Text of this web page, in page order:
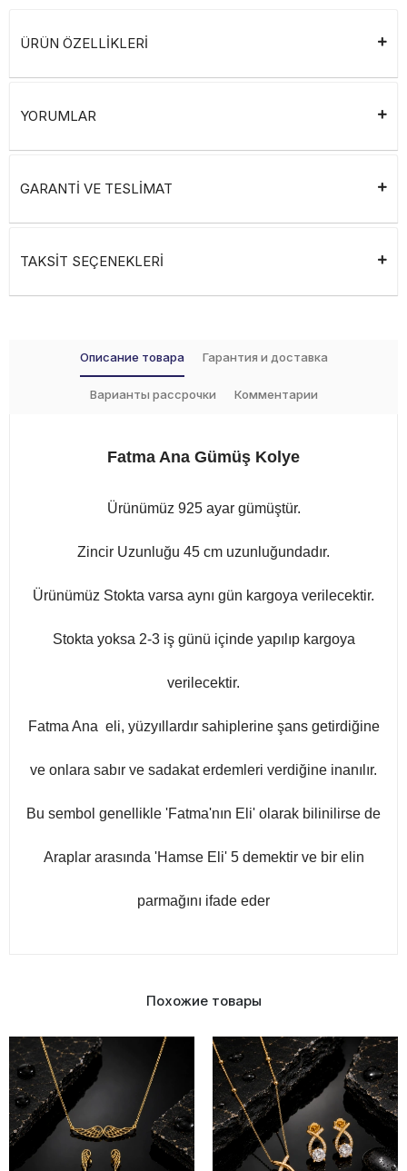
ÜRÜN ÖZELLİKLERİ
YORUMLAR
GARANTİ VE TESLİMAT
TAKSİT SEÇENEKLERİ
Описание товара Гарантия и доставка
Варианты рассрочки Комментарии
Fatma Ana Gümüş Kolye
Ürünümüz 925 ayar gümüştür.
Zincir Uzunluğu 45 cm uzunluğundadır.
Ürünümüz Stokta varsa aynı gün kargoya verilecektir.
Stokta yoksa 2-3 iş günü içinde yapılıp kargoya
verilecektir.
Fatma Ana eli, yüzyıllardır sahiplerine şans getirdiğine
ve onlara sabır ve sadakat erdemleri verdiğine inanılır.
Bu sembol genellikle 'Fatma'nın Eli' olarak bilinilirse de
Araplar arasında 'Hamse Eli' 5 demektir ve bir elin
parmağını ifade eder
Похожие товары